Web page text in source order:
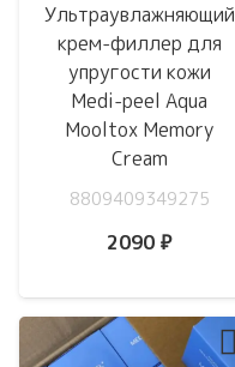
Ультраувлажняющий
крем-филлер для
упругости кожи
Medi-peel Aqua
Mooltox Memory
Cream
8809409349275
2090 ₽